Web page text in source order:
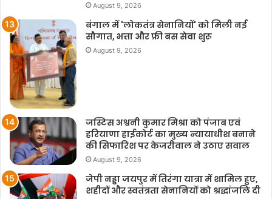
August 9, 2026
बंगाल में 'लोकतंत्र सेनानियों' को मिली नई
सौगात, भत्ता और फ्री बस सेवा शुरू
August 9, 2026
जस्टिस अश्वनी कुमार मिश्रा को पंजाब एवं
हरियाणा हाईकोर्ट का मुख्य न्यायाधीश बनाने
की सिफारिश पर केजरीवाल ने उठाए सवाल
August 9, 2026
जेपी नड्डा जयपुर में तिरंगा यात्रा में शामिल हुए,
शहीदों और स्वतंत्रता सेनानियों को श्रद्धांजलि दी